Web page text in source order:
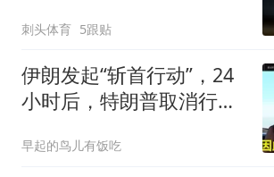
刺头体育 5跟贴
伊朗发起“斩首行动”，24
小时后，特朗普取消行
早起的鸟儿有饭吃